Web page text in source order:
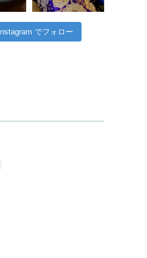
Instagram でフォロー